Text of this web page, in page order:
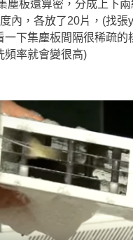
塵板還算密，分成上下兩
內，各放了20片，(找張
一下集塵板間隔很稀疏的
頻率就會變很高)